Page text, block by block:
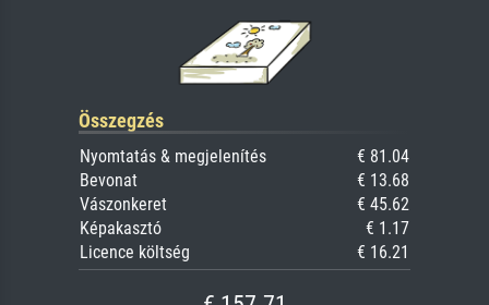
Összegzés
Nyomtatás & megjelenítés
€ 81.04
Bevonat
€ 13.68
Vászonkeret
€ 45.62
Képakasztó
€ 1.17
Licence költség
€ 16.21